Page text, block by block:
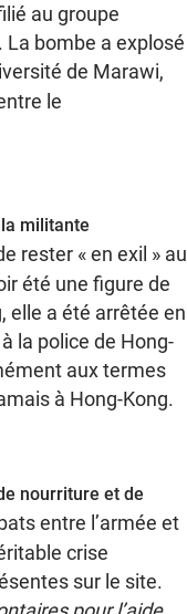
au groupe
bombe a explosé
de Marawi,
le
la militante
rester « en exil » au
été une figure de
elle a été arrêtée en
la police de Hong-
aux termes
à Hong-Kong.
nourriture et de
entre l’armée et
crise
sur le site.